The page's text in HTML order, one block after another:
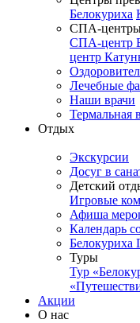
Белокуриха
СПА-
СПА-центр
центр
Лечебные
Наши врачи
Термальная
Отдых
Экскурсии
Досуг в
Детский
Игровые
Афиша
Календарь
Белокуриха
Туры
Тур
Акции
О нас